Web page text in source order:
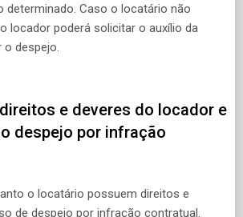
determinado. Caso o locatário não
locador poderá solicitar o auxílio da
o despejo.
e deveres do locador e
despejo por infração
o locatário possuem direitos e
de despejo por infração contratual.